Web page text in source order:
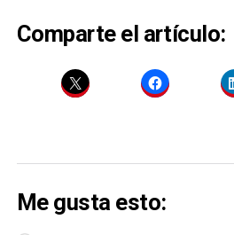
Comparte el artículo:
Me gusta esto: